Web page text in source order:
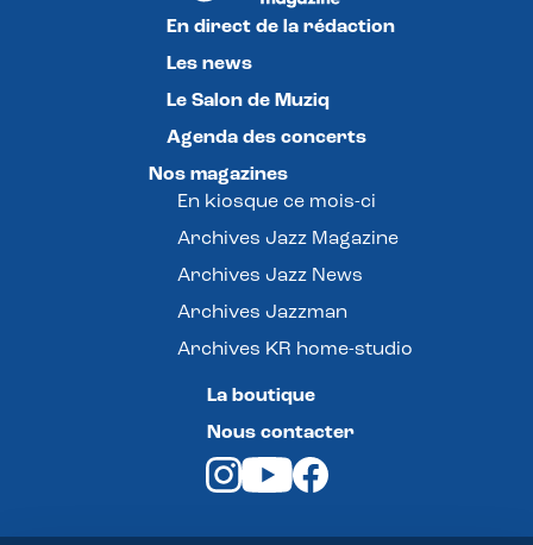
En direct de la rédaction
Les news
Le Salon de Muziq
Agenda des concerts
Nos magazines
En kiosque ce mois-ci
Archives Jazz Magazine
Archives Jazz News
Archives Jazzman
Archives KR home-studio
La boutique
Nous contacter